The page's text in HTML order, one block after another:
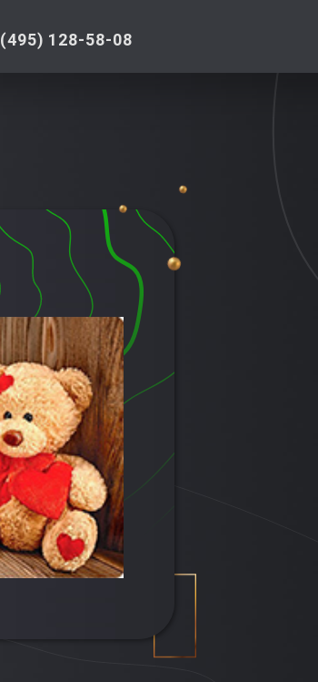
(495) 128-58-08